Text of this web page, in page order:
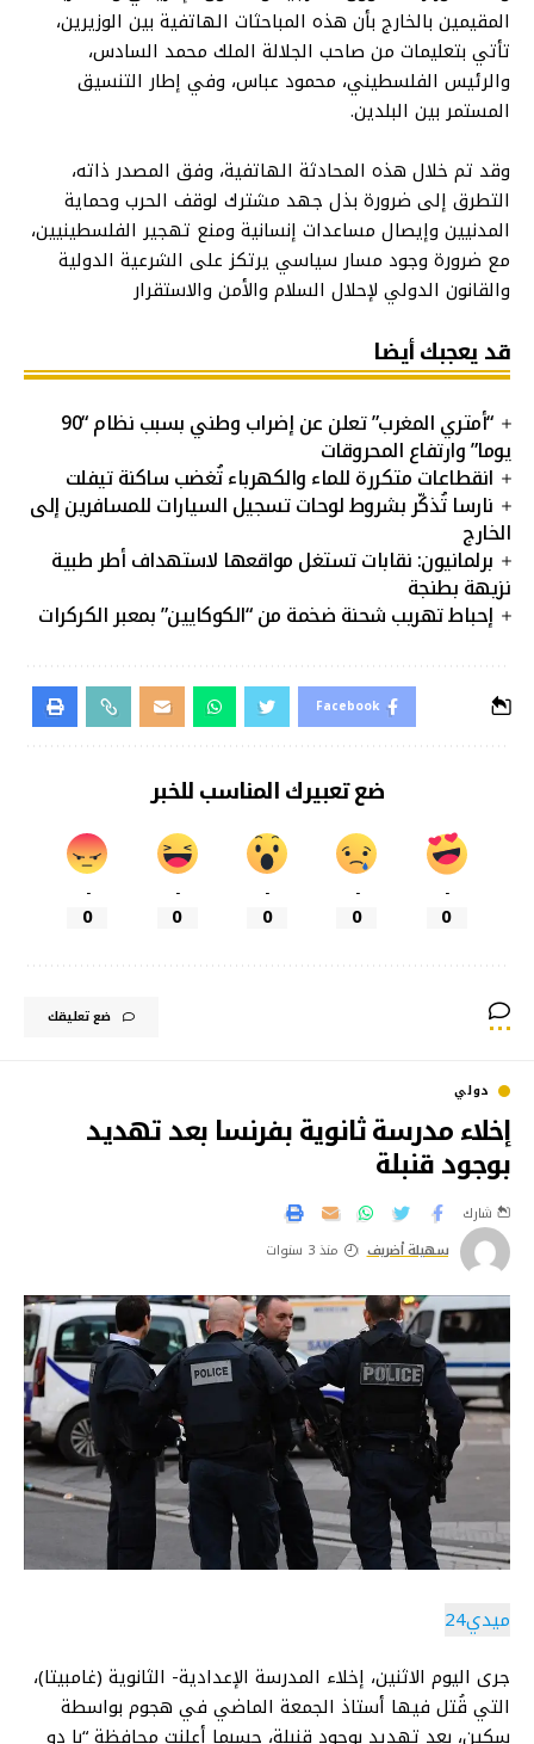
المقيمين بالخارج بأن هذه المباحثات الهاتفية بين الوزيرين،
تأتي بتعليمات من صاحب الجلالة الملك محمد السادس،
والرئيس الفلسطيني، محمود عباس، وفي إطار التنسيق
المستمر بين البلدين.
وقد تم خلال هذه المحادثة الهاتفية، وفق المصدر ذاته،
التطرق إلى ضرورة بذل جهد مشترك لوقف الحرب وحماية
المدنيين وإيصال مساعدات إنسانية ومنع تهجير الفلسطينيين،
مع ضرورة وجود مسار سياسي يرتكز على الشرعية الدولية
والقانون الدولي لإحلال السلام والأمن والاستقرار
قد يعجبك أيضا
“أمتري المغرب” تعلن عن إضراب وطني بسبب نظام “90
يوما” وارتفاع المحروقات
انقطاعات متكررة للماء والكهرباء تُغضب ساكنة تيفلت
نارسا تُذكّر بشروط لوحات تسجيل السيارات للمسافرين إلى
الخارج
برلمانيون: نقابات تستغل مواقعها لاستهداف أطر طبية
نزيهة بطنجة
إحباط تهريب شحنة ضخمة من “الكوكايين” بمعبر الكركرات
Facebook
ضع تعبيرك المناسب للخبر
-
0
-
0
-
0
-
0
-
0
ضع تعليقك
دولي
إخلاء مدرسة ثانوية بفرنسا بعد تهديد
بوجود قنبلة
سهيلة أضريف منذ 3 سنوات
شارك
ميدي24
جرى اليوم الاثنين، إخلاء المدرسة الإعدادية- الثانوية (غامبيتا)،
التي قُتل فيها أستاذ الجمعة الماضي في هجوم بواسطة
سكين، بعد تهديد بوجود قنبلة، حسبما أعلنت محافظة “با دو